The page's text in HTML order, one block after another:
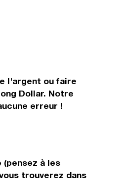
l'argent ou faire
Dollar. Notre
erreur !
(pensez à les
trouverez dans